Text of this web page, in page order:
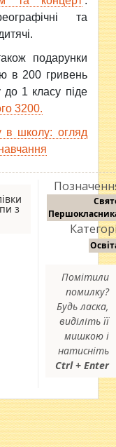
та
подарунки
в 200 гривень
до 1 класу піде
3200.
в школу: огляд
з
Помітили
помилку?
Будь ласка,
виділіть її
мишкою і
натисніть
Ctrl + Enter